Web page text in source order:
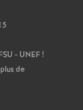
- UNEF!
de